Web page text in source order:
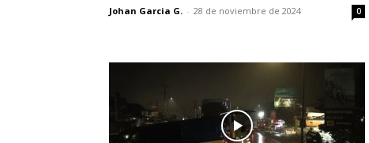
Johan Garcia G. - 28 de noviembre de 2024 0